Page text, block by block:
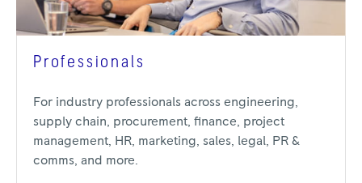
Professionals
For industry professionals across engineering,
supply chain, procurement, finance, project
management, HR, marketing, sales, legal, PR &
comms, and more.